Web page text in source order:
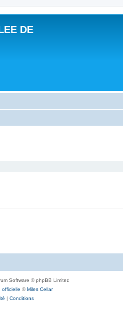
DE
Software © phpBB Limited
officielle ©Miles Cellar
| Conditions